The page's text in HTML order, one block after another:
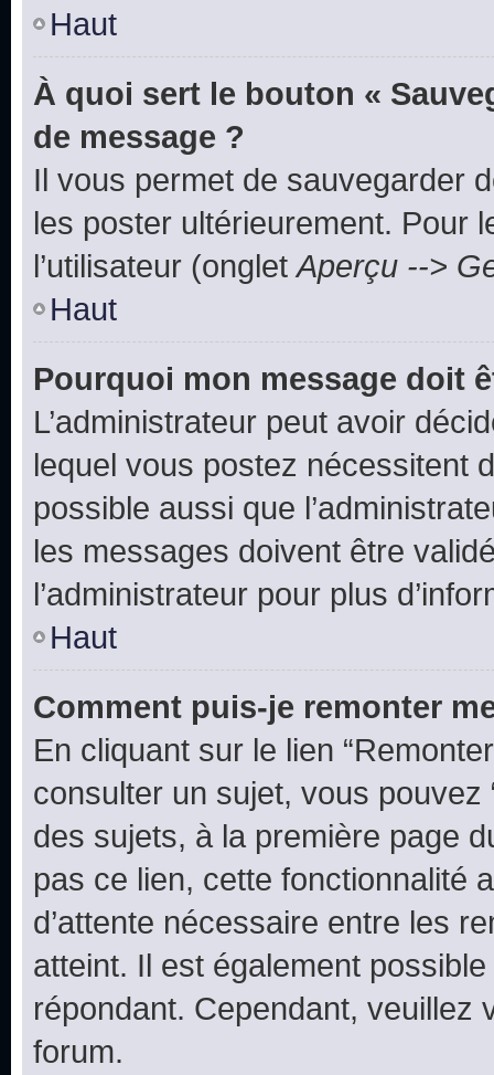
Haut
À quoi sert le bouton «
de message ?
Il vous permet de sauvegarder
les poster ultérieurement. Pour
l’utilisateur (ongletAperçu -->
Haut
Pourquoi mon message doit
L’administrateur peut avoir
lequel vous postez nécessitent
possible aussi que
les messages doivent être
l’administrateur pour plus
Haut
Comment puis-je remonter
En cliquant sur le lien
consulter un sujet, vous pouvez
des sujets, à la première page
pas ce lien, cette fonctionnalité
d’attente nécessaire entre les
atteint. Il est également
répondant. Cependant,
forum.